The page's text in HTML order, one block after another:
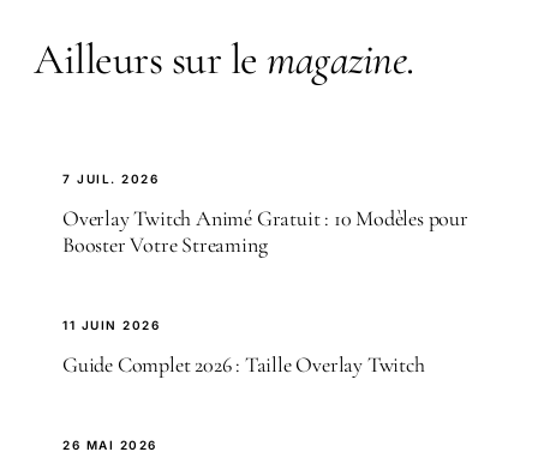
Ailleurs sur le magazine.
7 JUIL. 2026
Overlay Twitch Animé Gratuit : 10 Modèles pour
Booster Votre Streaming
11 JUIN 2026
Guide Complet 2026 : Taille Overlay Twitch
26 MAI 2026